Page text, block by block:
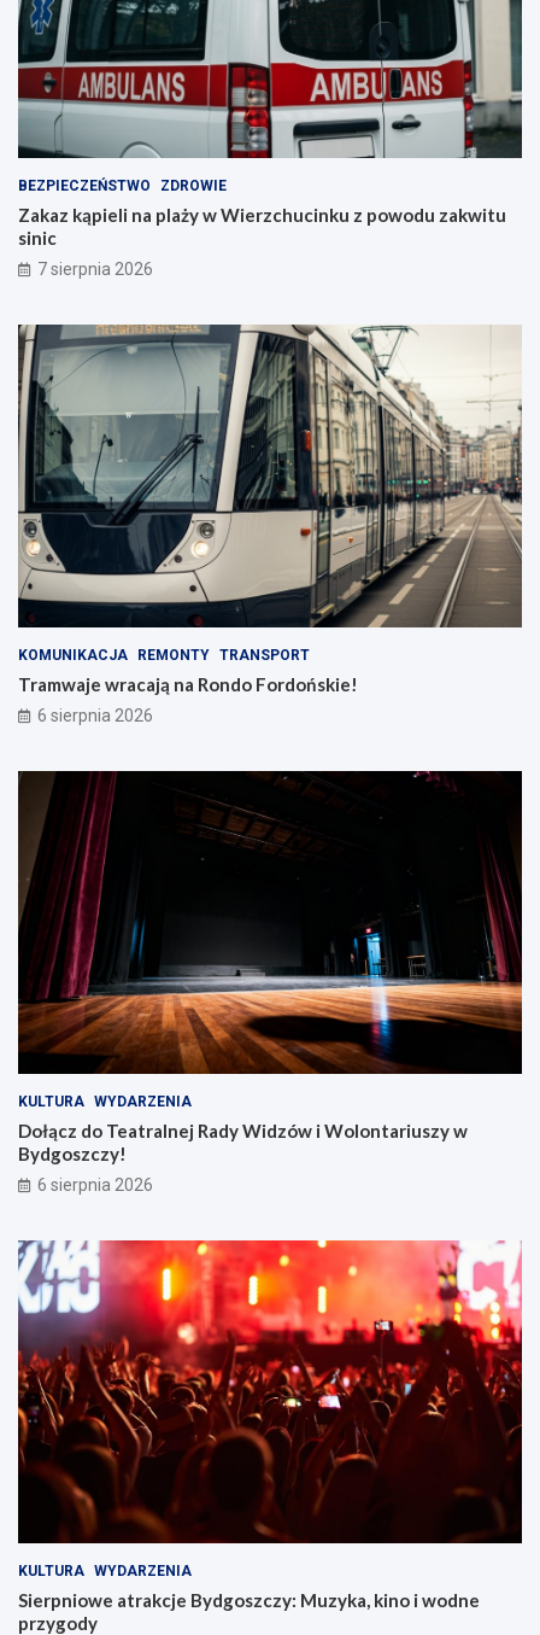
BEZPIECZEŃSTWO ZDROWIE
Zakaz kąpieli na plaży w Wierzchucinku z powodu zakwitu
sinic
7 sierpnia 2026
KOMUNIKACJA REMONTY TRANSPORT
Tramwaje wracają na Rondo Fordońskie!
6 sierpnia 2026
KULTURA WYDARZENIA
Dołącz do Teatralnej Rady Widzów i Wolontariuszy w
Bydgoszczy!
6 sierpnia 2026
KULTURA WYDARZENIA
Sierpniowe atrakcje Bydgoszczy: Muzyka, kino i wodne
przygody